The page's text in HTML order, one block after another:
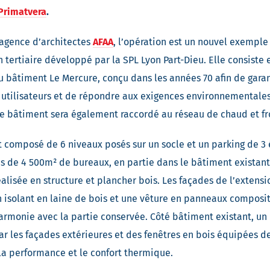
.
d’architectes AFAA, l’opération est un nouvel
tertiaire développé par la SPL Lyon Part-Dieu. Elle
bâtiment Le Mercure, conçu dans les années 70 afin de
utilisateurs et de répondre aux exigences
bâtiment sera également raccordé au réseau de chaud et
de 6 niveaux posés sur un socle et un parking de 3
de 4 500m² de bureaux, en partie dans le bâtiment
en structure et plancher bois. Les façades de
isolant en laine de bois et une vêture en panneaux
avec la partie conservée. Côté bâtiment existant,
les façades extérieures et des fenêtres en bois équipées
performance et le confort thermique.